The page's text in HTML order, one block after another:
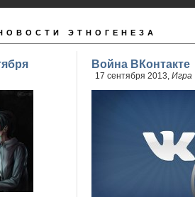
ЭТНОГЕНЕЗА
Война ВКонтакте
17 сентября 2013, Игра